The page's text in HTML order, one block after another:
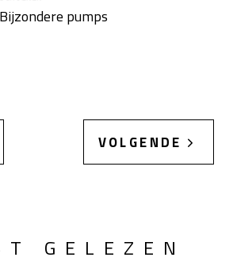
Bijzondere pumps
VOLGENDE
GELEZEN